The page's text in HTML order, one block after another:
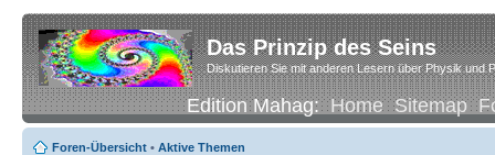
Das Prinzip des Seins
Diskutieren Sie mit anderen Lesern über Physik und
Edition Mahag:Home Sitemap
Foren-Übersicht • Aktive Themen